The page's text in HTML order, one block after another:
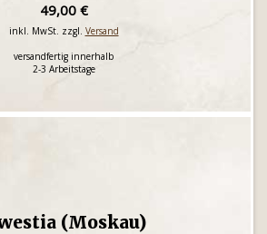
49,00 €
inkl. MwSt. zzgl. Versand
versandfertig innerhalb
2-3 Arbeitstage
(Moskau)